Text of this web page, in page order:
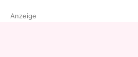
Anzeige